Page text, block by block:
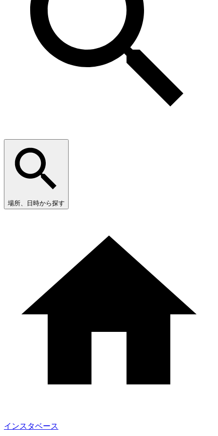
場所、日時から探す
インスタベース